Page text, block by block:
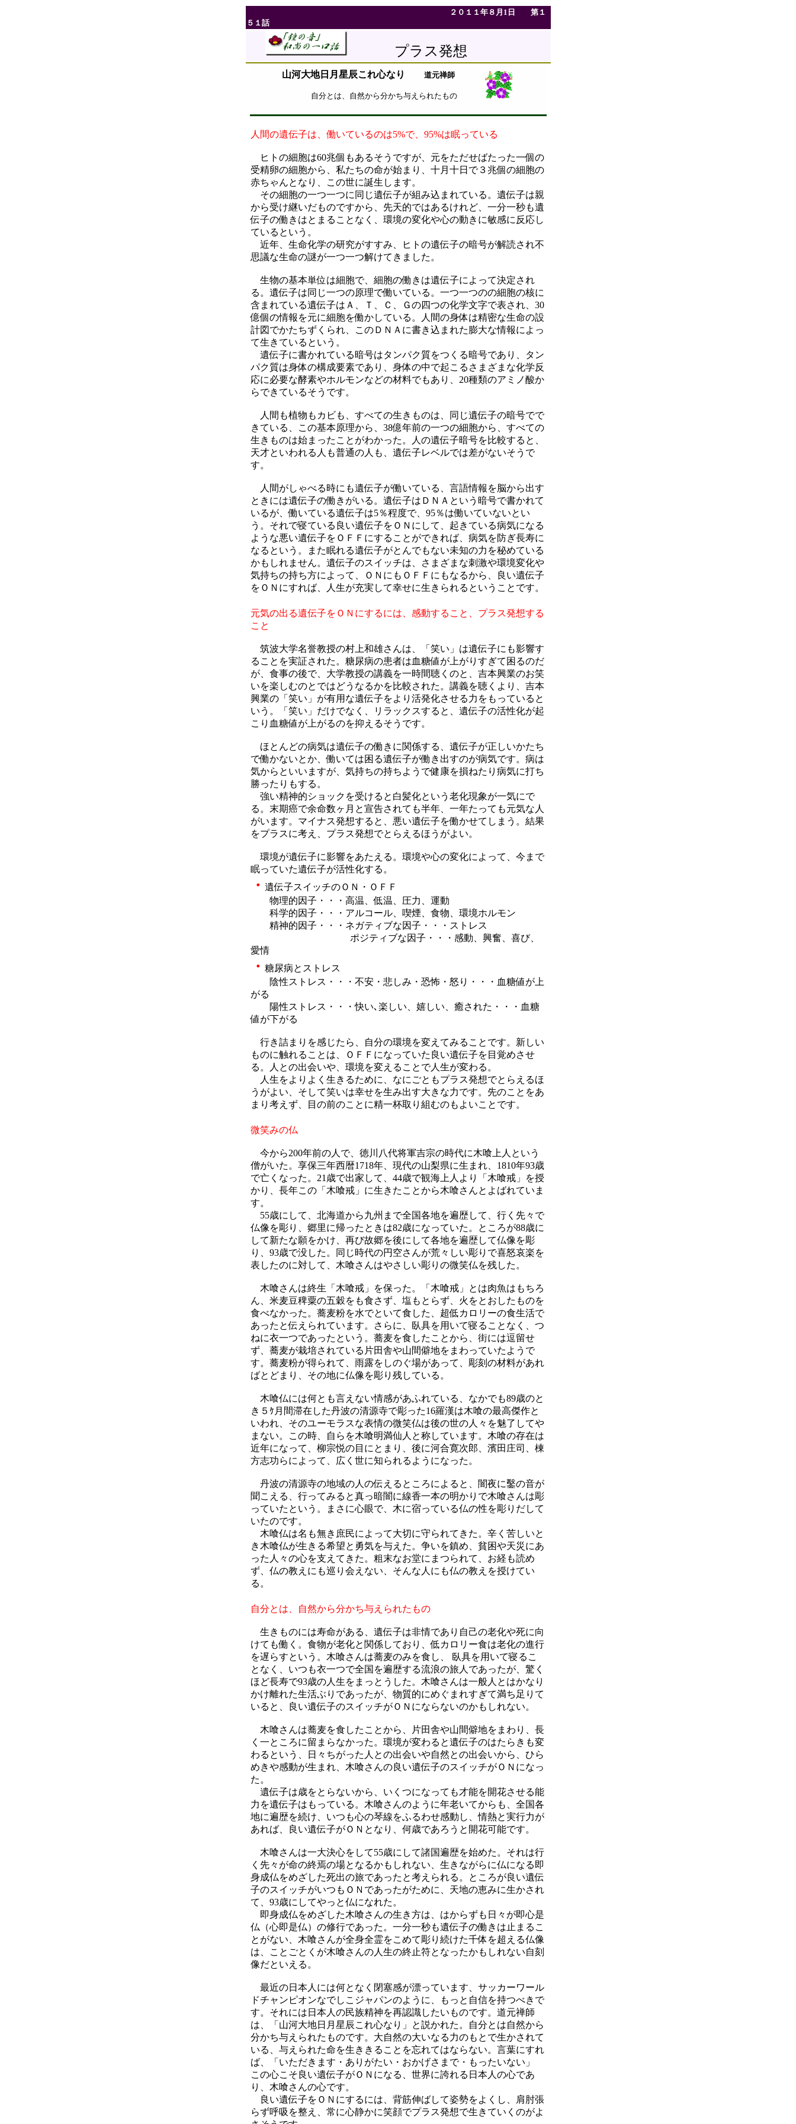
２０１１年８月1日 第１
５１話
プラス発想
山河大地日月星辰これ心なり 道元禅師
自分とは、自然から分かち与えられたもの
人間の遺伝子は、働いているのは5%で、95%は眠っている
ヒトの細胞は60兆個もあるそうですが、元をただせばたった一個の
受精卵の細胞から、私たちの命が始まり、十月十日で３兆個の細胞の
赤ちゃんとなり、この世に誕生します。
その細胞の一つ一つに同じ遺伝子が組み込まれている。遺伝子は親
から受け継いだものですから、先天的ではあるけれど、一分一秒も遺
伝子の働きはとまることなく、環境の変化や心の動きに敏感に反応し
ているという。
近年、生命化学の研究がすすみ、ヒトの遺伝子の暗号が解読され不
思議な生命の謎が一つ一つ解けてきました。
生物の基本単位は細胞で、細胞の働きは遺伝子によって決定され
る。遺伝子は同じ一つの原理で働いている。一つ一つのの細胞の核に
含まれている遺伝子はＡ、
Ｔ、
Ｃ、Ｇの四つの化学文字で表され、30
億個の情報を元に細胞を働かしている。人間の身体は精密な生命の設
計図でかたちずくられ、このＤＮＡに書き込まれた膨大な情報によっ
て生きているという。
遺伝子に書かれている暗号はタンパク質をつくる暗号であり、タン
パク質は身体の構成要素であり、身体の中で起こるさまざまな化学反
応に必要な酵素やホルモンなどの材料でもあり、20種類のアミノ酸か
らできているそうです。
人間も植物もカビも、すべての生きものは、同じ遺伝子の暗号でで
きている、この基本原理から、38億年前の一つの細胞から、すべての
生きものは始まったことがわかった。人の遺伝子暗号を比較すると、
天才といわれる人も普通の人も、遺伝子レベルでは差がないそうで
す。
人間がしゃべる時にも遺伝子が働いている、言語情報を脳から出す
ときには遺伝子の働きがいる。遺伝子はＤＮＡという暗号で書かれて
いるが、働いている遺伝子は5％程度で、95％は働いていないとい
う。それで寝ている良い遺伝子をＯＮにして、起きている病気になる
ような悪い遺伝子をＯＦＦにすることができれば、 病気を防ぎ長寿に
なるという。
また眠れる遺伝子がとんでもない未知の力を秘めている
かもしれません。遺伝子のスイッチは、さまざまな刺激や環境変化や
気持ちの持ち方によって、ＯＮにもＯＦＦにもなるから、良い遺伝子
をＯＮにすれば、人生が充実して幸せに生きられるということです。
元気の出る遺伝子をＯＮにするには、感動すること、プラス発想する
こと
筑波大学名誉教授の村上和雄さんは、「笑い」は遺伝子にも影響す
ることを実証された。糖尿病の患者は血糖値が上がりすぎて困るのだ
が、食事の後で、大学教授の講義を一時間聴くのと、吉本興業のお笑
いを楽しむのとではどうなるかを比較された。講義を聴くより、吉本
興業の「笑い」が有用な遺伝子をより活発化させる力をもっていると
いう。「笑い」だけでなく、リラックスすると、遺伝子の活性化が起
こり血糖値が上がるのを抑えるそうです。
ほとんどの病気は遺伝子の働きに関係する、遺伝子が正しいかたち
で働かないとか、働いては困る遺伝子が働き出すのが病気です。病は
気からといいますが、気持ちの持ちようで健康を損ねたり病気に打ち
勝ったりもする。
強い精神的ショックを受けると白髪化という老化現象が一気にで
る。末期癌で余命数ヶ月と宣告されても半年、一年たっても元気な人
がいます。マイナス発想すると、悪い遺伝子を働かせてしまう。結果
をプラスに考え、プラス発想でとらえるほうがよい。
環境が遺伝子に影響をあたえる。環境や心の変化によって、今まで
眠っていた遺伝子が活性化する。
・ 遺伝子スイッチのＯＮ・ＯＦＦ
物理的因子・・・高温、低温、圧力、運動
科学的因子・・・アルコール、喫煙、食物、環境ホルモン
精神的因子・・・ネガティブな因子・・・ストレス
ポジティブな因子・・・感動、興奮、喜び、
愛情
・ 糖尿病とストレス
陰性ストレス・・・不安・悲しみ・恐怖・怒り・・・血糖値が上
がる
陽性ストレス・・・快い､楽しい、嬉しい、癒された・・・血糖
値が下がる
行き詰まりを感じたら、自分の環境を変えてみることです。新しい
ものに触れることは、ＯＦＦになっていた良い遺伝子を目覚めさせ
る。人との出会いや、環境を変えることで人生が変わる。
人生をよりよく生きるために、なにごともプラス発想でとらえるほ
うがよい、そして笑いは幸せを生み出す大きな力です。先のことをあ
まり考えず、目の前のことに精一杯取り組むのもよいことです。
微笑みの仏
今から200年前の人で、徳川八代将軍吉宗の時代に木喰上人という
僧がいた。享保三年西暦1718年、現代の山梨県に生まれ、1810年93歳
で亡くなった。21歳で出家して、44歳で観海上人より「木喰戒」を授
かり、長年この「木喰戒」に生きたことから木喰さんとよばれていま
す。
55歳にして、北海道から九州まで全国各地を遍歴して、行く先々で
仏像を彫り、郷里に帰ったときは82歳になっていた。ところが88歳に
して新たな願をかけ、再び故郷を後にして各地を遍歴して仏像を彫
り、93歳で没した。同じ時代の円空さんが荒々しい彫りで喜怒哀楽を
表したのに対して、木喰さんはやさしい彫りの微笑仏を残した。
木喰さんは終生「木喰戒」を保った。「木喰戒」とは肉魚はもちろ
ん、米麦豆稗粟の五穀をも食さず、塩もとらず、火をとおしたものを
食べなかった。蕎麦粉を水でといて食した、超低カロリーの食生活で
あったと伝えられています。さらに、臥具を用いて寝ることなく、つ
ねに衣一つであったという。蕎麦を食したことから、街には逗留せ
ず、蕎麦が栽培されている片田舎や山間僻地をまわっていたようで
す。蕎麦粉が得られて、雨露をしのぐ場があって、彫刻の材料があれ
ばとどまり、その地に仏像を彫り残している。
木喰仏には何とも言えない情感があふれている、なかでも89歳のと
き５ｹ月間滞在した丹波の清源寺で彫った16羅漢は木喰の最高傑作と
いわれ、そのユーモラスな表情の微笑仏は後の世の人々を魅了してや
まない。この時、自らを木喰明満仙人と称しています。木喰の存在は
近年になって、柳宗悦の目にとまり、後に河合寛次郎、濱田庄司、棟
方志功らによって、広く世に知られるようになった。
丹波の清源寺の地域の人の伝えるところによると、闇夜に鑿の音が
聞こえる、行ってみると真っ暗闇に線香一本の明かりで木喰さんは彫
っていたという。まさに心眼で、木に宿っている仏の性を彫りだして
いたのです。
木喰仏は名も無き庶民によって大切に守られてきた。辛く苦しいと
き木喰仏が生きる希望と勇気を与えた。争いを鎮め、貧困や天災にあ
った人々の心を支えてきた。粗末なお堂にまつられて、お経も読め
ず、仏の教えにも巡り会えない、そんな人にも仏の教えを授けてい
る。
自分とは、自然から分かち与えられたもの
生きものには寿命がある、遺伝子は非情であり自己の老化や死に向
けても働く。食物が老化と関係しており、低カロリー食は老化の進行
を遅らすという。木喰さんは蕎麦のみを食し、 臥具を用いて寝るこ
となく、いつも衣一つで全国を遍歴する流浪の旅人であったが、 驚く
ほど長寿で93歳の人生をまっとうした。木喰さんは一般人とはかなり
かけ離れた生活ぶりであったが、物質的にめぐまれすぎて満ち足りて
いると、良い遺伝子のスイッチがＯＮ にならないのかもしれない。
木喰さんは蕎麦を食したことから、片田舎や山間僻地をまわり、長
く一ところに留まらなかった。環境が変わると遺伝子のはたらきも変
わるという、
日々ちがった人との出会いや自然との出会いから、ひら
めきや感動が生まれ、 木喰さんの良い遺伝子のスイッチがＯＮ になっ
た。
遺伝子は歳をとらないから、いくつになっても才能を開花させる能
力を遺伝子はもっている。木喰さんのように年老いてからも、全国各
地に遍歴を続け、いつも心の琴線をふるわせ感動し、情熱と実行力が
あれば、良い遺伝子がＯＮとなり、何歳であろうと開花可能です。
木喰さんは一大決心をして55歳にして諸国遍歴を始めた。それは行
く先々が命の終焉の場となるかもしれない、生きながらに仏になる即
身成仏をめざした死出の旅であったと考えられる。ところが良い遺伝
子のスイッチがいつも ＯＮ であったがために、天地の恵みに生かされ
て、 93歳にしてやっと仏になれた。
即身成仏をめざした木喰さんの生き方は、はからずも日々が即心是
仏（心即是仏）の修行であった。一分一秒も遺伝子の働きは止まるこ
とがない、木喰さんが全身全霊をこめて彫り続けた千体を超える仏像
は、ことごとくが木喰さんの人生の終止符となったかもしれない自刻
像だといえる。
最近の日本人には何となく閉塞感が漂っています、サッカーワール
ドチャンピオンなでしこジャパンのように、もっと自信を持つべきで
す。それには日本人の民族精神を再認識したいものです。道元禅師
は、「山河大地日月星辰これ心なり」と説かれた。自分とは自然から
分かち与えられたものです。大自然の大いなる力のもとで生かされて
いる、与えられた命を生ききることを忘れてはならない。 言葉にすれ
ば、「いただきます・ありがたい・おかげさまで・もったいない」
この心こそ良い遺伝子がＯＮ になる、世界に誇れる日本人の心であ
り、木喰さんの心です。
良い遺伝子をＯＮにするには、 背筋伸ばして姿勢をよくし、肩肘張
らず呼吸を整え、常に心静かに笑顔でプラス発想で生きていくのがよ